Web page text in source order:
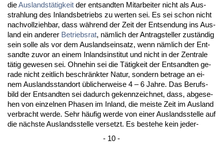
dieAus­landstätig­keit der ent­sand­ten Mit­ar­bei­ter nicht als Aus­
strah­lung des In­lands­be­triebs zu wer­ten sei. Es sei schon nicht
nach­voll­zieh­bar, dass während der Zeit der Ent­sen­dung ins Aus­
land ein an­de­rer Be­triebs­rat, nämlich der An­trag­stel­ler zuständig
sein sol­le als vor dem Aus­lands­ein­satz, wenn nämlich der Ent­
sand­te zu­vor an ei­nem In­lands­in­sti­tut und nicht in der Zen­tra­le
tätig ge­we­sen sei. Oh­ne­hin sei die Tätig­keit der Ent­sand­ten ge­
ra­de nicht zeit­lich be­schränk­ter Na­tur, son­dern be­tra­ge an ei­
nem Aus­lands­stand­ort übli­cher­wei­se 4 – 6 Jah­re. Das Be­rufs­
bild der Ent­sand­ten sei da­durch ge­kenn­zeich­net, dass, ab­ge­se­
hen von ein­zel­nen Pha­sen im In­land, die meis­te Zeit im Aus­land
ver­bracht wer­de. Sehr häufig wer­de von ei­ner Aus­lands­stel­le auf
die nächs­te Aus­lands­stel­le ver­setzt. Es be­ste­he kein je­der-
- 10 -